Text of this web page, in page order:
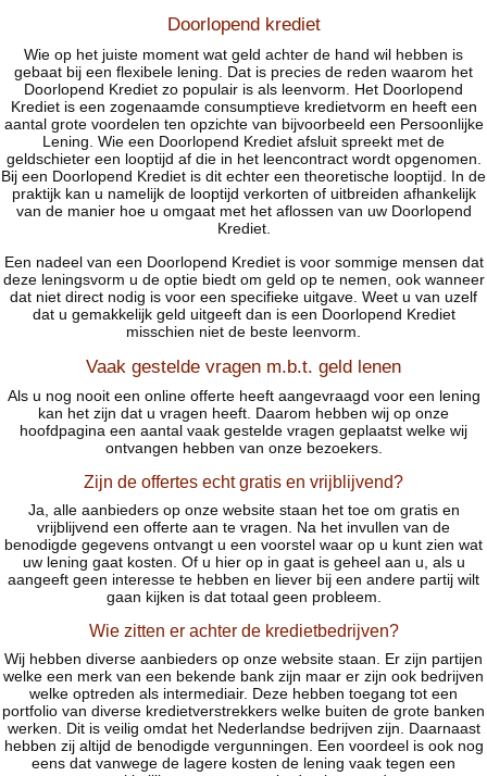
Doorlopend krediet
Wie op het juiste moment wat geld achter de hand wil hebben is
gebaat bij een flexibele lening. Dat is precies de reden waarom het
Doorlopend Krediet zo populair is als leenvorm. Het Doorlopend
Krediet is een zogenaamde consumptieve kredietvorm en heeft een
aantal grote voordelen ten opzichte van bijvoorbeeld een Persoonlijke
Lening. Wie een Doorlopend Krediet afsluit spreekt met de
geldschieter een looptijd af die in het leencontract wordt opgenomen.
Bij een Doorlopend Krediet is dit echter een theoretische looptijd. In de
praktijk kan u namelijk de looptijd verkorten of uitbreiden afhankelijk
van de manier hoe u omgaat met het aflossen van uw Doorlopend
Krediet.
Een nadeel van een Doorlopend Krediet is voor sommige mensen dat
deze leningsvorm u de optie biedt om geld op te nemen, ook wanneer
dat niet direct nodig is voor een specifieke uitgave. Weet u van uzelf
dat u gemakkelijk geld uitgeeft dan is een Doorlopend Krediet
misschien niet de beste leenvorm.
Vaak gestelde vragen m.b.t. geld lenen
Als u nog nooit een online offerte heeft aangevraagd voor een lening
kan het zijn dat u vragen heeft. Daarom hebben wij op onze
hoofdpagina een aantal vaak gestelde vragen geplaatst welke wij
ontvangen hebben van onze bezoekers.
Zijn de offertes echt gratis en vrijblijvend?
Ja, alle aanbieders op onze website staan het toe om gratis en
vrijblijvend een offerte aan te vragen. Na het invullen van de
benodigde gegevens ontvangt u een voorstel waar op u kunt zien wat
uw lening gaat kosten. Of u hier op in gaat is geheel aan u, als u
aangeeft geen interesse te hebben en liever bij een andere partij wilt
gaan kijken is dat totaal geen probleem.
Wie zitten er achter de kredietbedrijven?
Wij hebben diverse aanbieders op onze website staan. Er zijn partijen
welke een merk van een bekende bank zijn maar er zijn ook bedrijven
welke optreden als intermediair. Deze hebben toegang tot een
portfolio van diverse kredietverstrekkers welke buiten de grote banken
werken. Dit is veilig omdat het Nederlandse bedrijven zijn. Daarnaast
hebben zij altijd de benodigde vergunningen. Een voordeel is ook nog
eens dat vanwege de lagere kosten de lening vaak tegen een